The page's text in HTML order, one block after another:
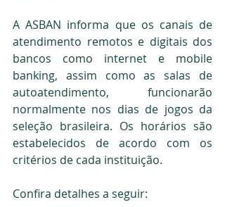
A ASBAN informa que os canais de
atendimento remotos e digitais dos
bancos como internet e mobile
banking, assim como as salas de
autoatendimento, funcionarão
normalmente nos dias de jogos da
seleção brasileira. Os horários são
estabelecidos de acordo com os
critérios de cada instituição.
Confira detalhes a seguir: